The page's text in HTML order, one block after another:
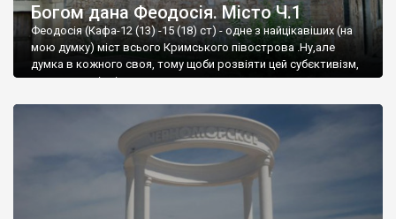
Богом дана Феодосія. Місто Ч.1
Феодосія (Кафа-12 (13) -15 (18) ст) - одне з найцікавіших (на
мою думку) міст всього Кримського півострова .Ну,але
думка в кожного своя, тому щоби розвіяти цей субєктивізм,
запрошую відвідати це